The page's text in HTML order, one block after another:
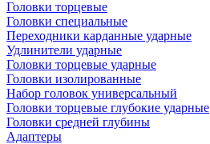
Головки торцевые
Головки специальные
Переходники карданные ударные
Удлинители ударные
Головки торцевые ударные
Головки изолированные
Набор головок универсальный
Головки торцевые глубокие ударные
Головки средней глубины
Адаптеры